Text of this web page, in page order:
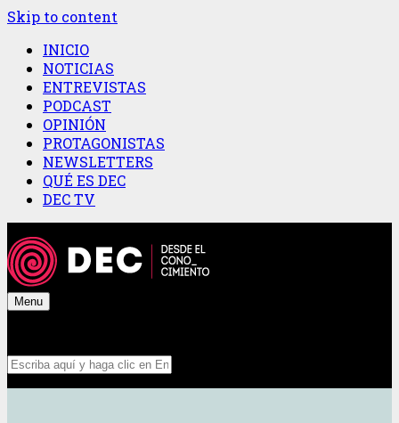
Skip to content
INICIO
NOTICIAS
ENTREVISTAS
PODCAST
OPINIÓN
PROTAGONISTAS
NEWSLETTERS
QUÉ ES DEC
DEC TV
Menu